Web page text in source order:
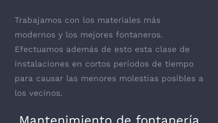
Trabajamos con los materiales más
modernos y los mejores fontaneros.
Efectuamos además de esto esta clase de
instalaciones en cortos períodos de tiempo
para causar las menores molestias posibles a
los vecinos.